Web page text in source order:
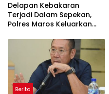
Delapan Kebakaran
Terjadi Dalam Sepekan,
Polres Maros Keluarkan
Masyarakat
Berita